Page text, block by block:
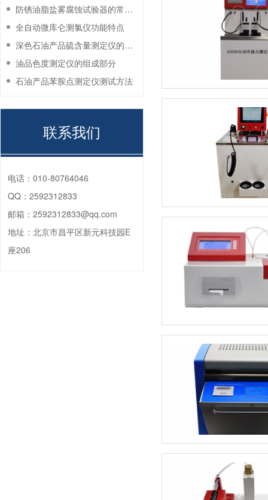
防锈油脂盐雾腐蚀试验器的常见故障与解决方法
全自动微库仑测氯仪功能特点
深色石油产品硫含量测定仪的工作环境要求
油品色度测定仪的组成部分
石油产品苯胺点测定仪测试方法
联系我们
电话： 010-80764046
QQ： 2592312833
邮箱： 2592312833@qq.com
地址： 北京市昌平区新元科技园E
座206